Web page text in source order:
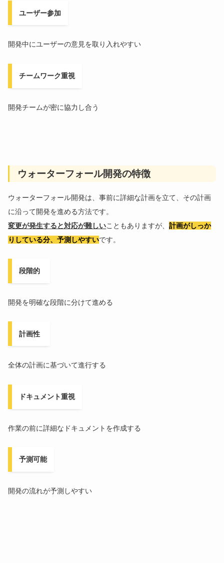
ユーザー参加
開発中にユーザーの意見を取り入れやすい
チームワーク重視
開発チームが密に協力し合う
ウォーターフォール開発の特徴
ウォーターフォール開発は、事前に詳細な計画を立て、その計画
に沿って開発を進める方法です。
変更が発生すると対応が難しいこともありますが、計画がしっか
りしている分、予測しやすいです。
段階的
開発を明確な段階に分けて進める
計画性
全体の計画に基づいて進行する
ドキュメント重視
作業の前に詳細なドキュメントを作成する
予測可能
開発の流れが予測しやすい